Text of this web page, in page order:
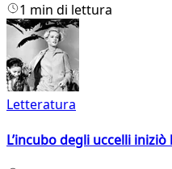
1 min di lettura
Letteratura
L’incubo degli uccelli